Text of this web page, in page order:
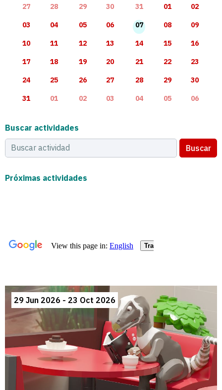
27 28 29 30 31 01 02
03 04 05 06 07 08 09
10 11 12 13 14 15 16
17 18 19 20 21 22 23
24 25 26 27 28 29 30
31 01 02 03 04 05 06
Buscar actividades
Buscar
Próximas actividades